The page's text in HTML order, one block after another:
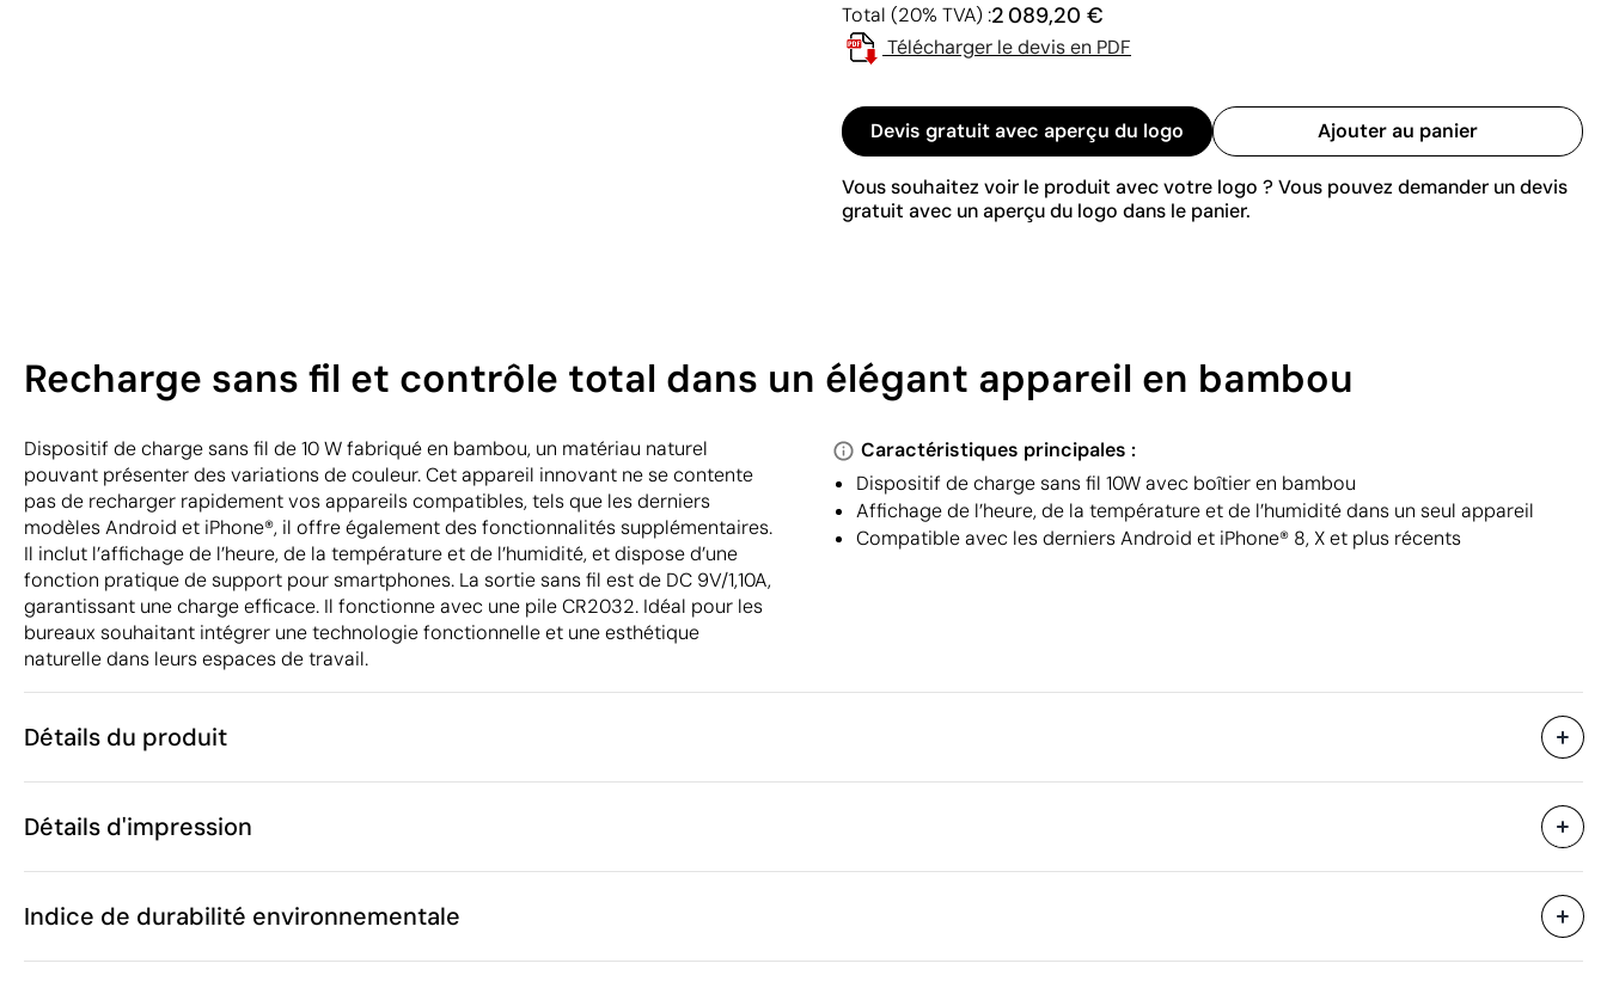
Total (20% TVA) :2 089,20 €
Télécharger le devis en PDF
Devis gratuit avec aperçu du logo Ajouter au panier
Vous souhaitez voir le produit avec votre logo ? Vous pouvez demander un devis
gratuit avec un aperçu du logo dans le panier.
Recharge sans fil et contrôle total dans un élégant appareil en bambou
Dispositif de charge sans fil de 10 W fabriqué en bambou, un matériau naturel
pouvant présenter des variations de couleur. Cet appareil innovant ne se contente
pas de recharger rapidement vos appareils compatibles, tels que les derniers
modèles Android et iPhone®, il offre également des fonctionnalités supplémentaires.
Il inclut l’affichage de l’heure, de la température et de l’humidité, et dispose d’une
fonction pratique de support pour smartphones. La sortie sans fil est de DC 9V/1,10A,
garantissant une charge efficace. Il fonctionne avec une pile CR2032. Idéal pour les
bureaux souhaitant intégrer une technologie fonctionnelle et une esthétique
naturelle dans leurs espaces de travail.
Caractéristiques principales :
Dispositif de charge sans fil 10W avec boîtier en bambou
Affichage de l’heure, de la température et de l’humidité dans un seul appareil
Compatible avec les derniers Android et iPhone® 8, X et plus récents
Détails du produit
Caractéristiques
Code du produit
Poids
358 g
Matière
Bambou
Emballage
Poids de la boîte extérieure
7.16 kg
Détails d'impression
Indice de durabilité environnementale